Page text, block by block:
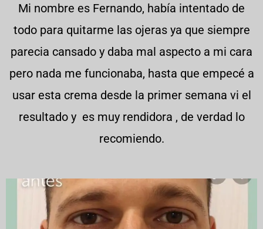
Mi nombre es Fernando, había intentado de
todo para quitarme las ojeras ya que siempre
parecia cansado y daba mal aspecto a mi cara
pero nada me funcionaba, hasta que empecé a
usar esta crema desde la primer semana vi el
resultado y es muy rendidora , de verdad lo
recomiendo.